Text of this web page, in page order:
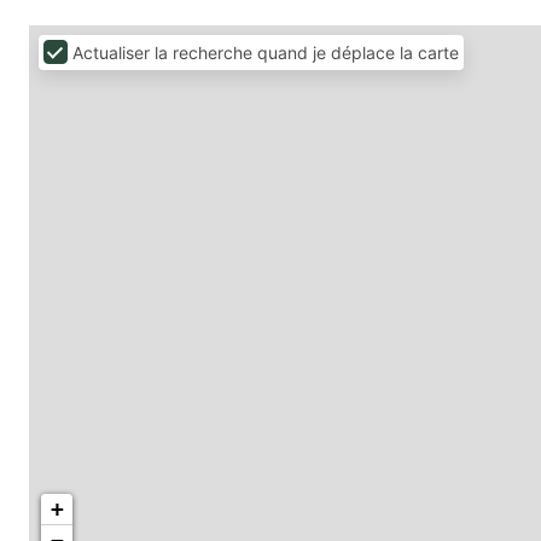
+
Actualiser la recherche quand je déplace la carte